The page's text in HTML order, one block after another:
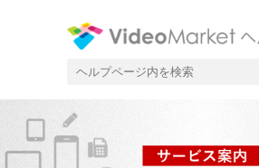
ヘルプ
ビ
ネット動画配信サービスビデオマーケットのヘルプ
検
対
象: